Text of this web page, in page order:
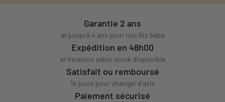
Garantie 2 ans
et jusqu'à 4 ans pour nos lits bébé
Expédition en 48h00
et livraison selon stock disponible
Satisfait ou remboursé
14 jours pour changer d'avis
Paiement sécurisé